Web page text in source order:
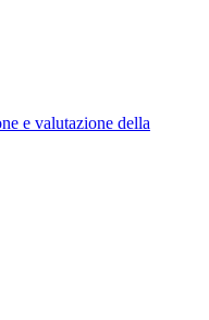
e valutazione della